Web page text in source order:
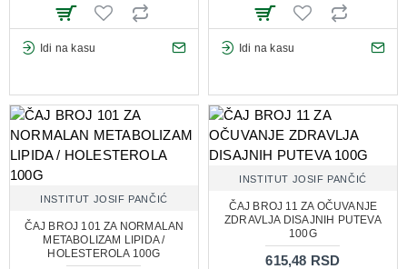
Idi na kasu Idi na kasu
INSTITUT JOSIF PANČIĆ
ČAJ BROJ 101 ZA NORMALAN
METABOLIZAM LIPIDA /
HOLESTEROLA 100G
INSTITUT JOSIF PANČIĆ
ČAJ BROJ 11 ZA OČUVANJE
ZDRAVLJA DISAJNIH PUTEVA
100G
615,48 RSD